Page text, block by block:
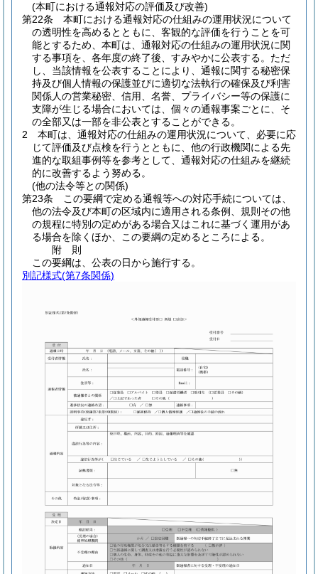
(本町における通報対応の評価及び改善)
第22条
本町における通報対応の仕組みの運用状況について
の透明性を高めるとともに、客観的な評価を行うことを可
能とするため、本町は、通報対応の仕組みの運用状況に関
する事項を、各年度の終了後、すみやかに公表する。 ただ
し、当該情報を公表することにより、通報に関する秘密保
持及び個人情報の保護並びに適切な法執行の確保及び利害
関係人の営業秘密、信用、名誉、プライバシー等の保護に
支障が生じる場合においては、個々の通報事案ごとに、そ
の全部又は一部を非公表とすることができる。
2
本町は、通報対応の仕組みの運用状況について、必要に応
じて評価及び点検を行うとともに、他の行政機関による先
進的な取組事例等を参考として、通報対応の仕組みを継続
的に改善するよう努める。
(他の法令等との関係)
第23条
この要綱で定める通報等への対応手続については、
他の法令及び本町の区域内に適用される条例、規則その他
の規程に特別の定めがある場合又はこれに基づく運用があ
る場合を除くほか、この要綱の定めるところによる。
附 則
この要綱は、公表の日から施行する。
別記様式(第7条関係)